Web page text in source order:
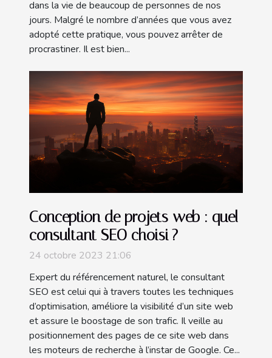
dans la vie de beaucoup de personnes de nos
jours. Malgré le nombre d’années que vous avez
adopté cette pratique, vous pouvez arrêter de
procrastiner. Il est bien...
Conception de projets web : quel
consultant SEO choisi ?
24 octobre 2023 21:06
Expert du référencement naturel, le consultant
SEO est celui qui à travers toutes les techniques
d’optimisation, améliore la visibilité d’un site web
et assure le boostage de son trafic. Il veille au
positionnement des pages de ce site web dans
les moteurs de recherche à l’instar de Google. Ce...